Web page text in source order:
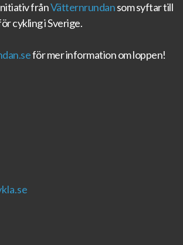
frånVätternrundansom syftar till
cykling i Sverige.
för mer information om loppen!